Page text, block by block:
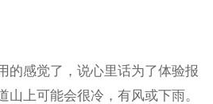
的感觉了，说心里话为了体验报
山上可能会很冷，有风或下雨。